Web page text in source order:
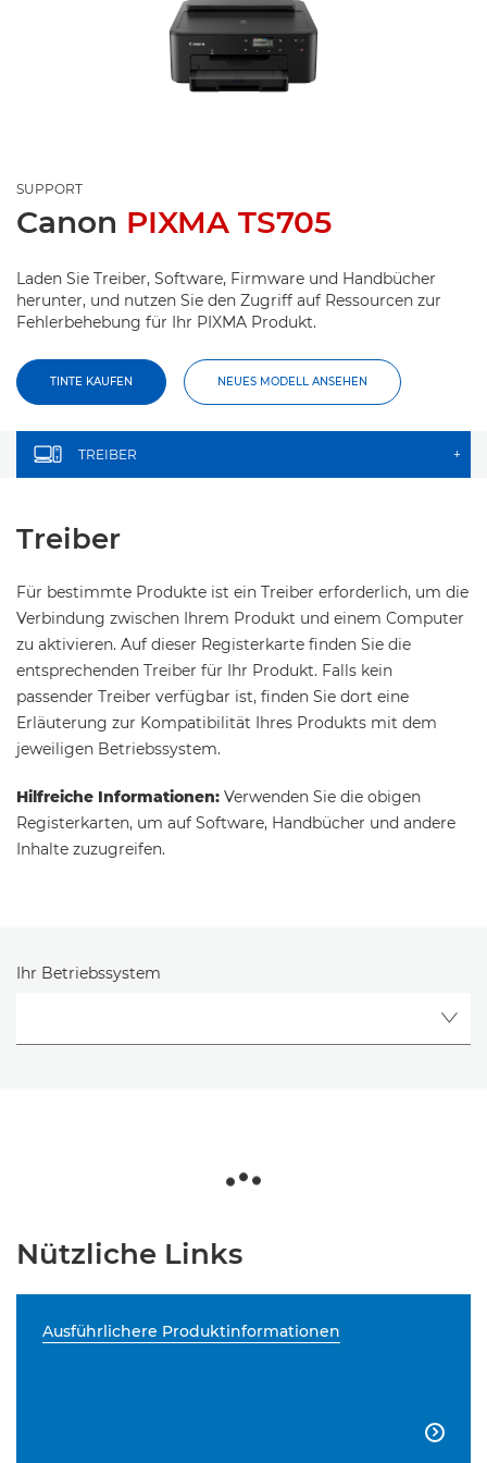
SUPPORT
Canon PIXMA TS705
Laden Sie Treiber, Software, Firmware und Handbücher
herunter, und nutzen Sie den Zugriff auf Ressourcen zur
Fehlerbehebung für Ihr PIXMA Produkt.
TINTE KAUFEN NEUES MODELL ANSEHEN
TREIBER +
Treiber
Für bestimmte Produkte ist ein Treiber erforderlich, um die
Verbindung zwischen Ihrem Produkt und einem Computer
zu aktivieren. Auf dieser Registerkarte finden Sie die
entsprechenden Treiber für Ihr Produkt. Falls kein
passender Treiber verfügbar ist, finden Sie dort eine
Erläuterung zur Kompatibilität Ihres Produkts mit dem
jeweiligen Betriebssystem.
Hilfreiche Informationen: Verwenden Sie die obigen
Registerkarten, um auf Software, Handbücher und andere
Inhalte zuzugreifen.
Ihr Betriebssystem
Nützliche Links
Ausführlichere Produktinformationen
